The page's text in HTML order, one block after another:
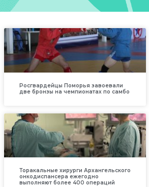
Росгвардейцы Поморья завоевали
две бронзы на чемпионатах по самбо
Торакальные хирурги Архангельского
онкодиспансера ежегодно
выполняют более 400 операций